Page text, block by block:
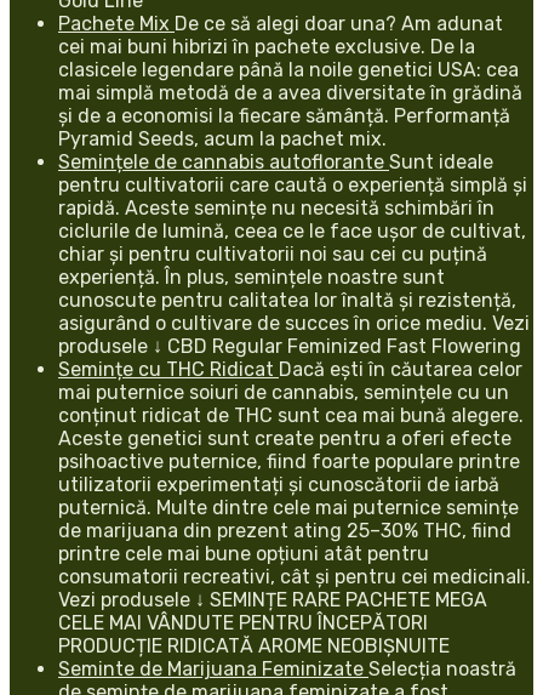
Pachete Mix De ce să alegi doar una? Am adunat
cei mai buni hibrizi în pachete exclusive. De la
clasicele legendare până la noile genetici USA: cea
mai simplă metodă de a avea diversitate în grădină
și de a economisi la fiecare sămânță. Performanță
Pyramid Seeds, acum la pachet mix.
Semințele de cannabis autoflorante Sunt ideale
pentru cultivatorii care caută o experiență simplă și
rapidă. Aceste semințe nu necesită schimbări în
ciclurile de lumină, ceea ce le face ușor de cultivat,
chiar și pentru cultivatorii noi sau cei cu puțină
experiență. În plus, semințele noastre sunt
cunoscute pentru calitatea lor înaltă și rezistență,
asigurând o cultivare de succes în orice mediu. Vezi
produsele ↓ CBD Regular Feminized Fast Flowering
Semințe cu THC Ridicat Dacă ești în căutarea celor
mai puternice soiuri de cannabis, semințele cu un
conținut ridicat de THC sunt cea mai bună alegere.
Aceste genetici sunt create pentru a oferi efecte
psihoactive puternice, fiind foarte populare printre
utilizatorii experimentați și cunoscătorii de iarbă
puternică. Multe dintre cele mai puternice semințe
de marijuana din prezent ating 25–30% THC, fiind
printre cele mai bune opțiuni atât pentru
consumatorii recreativi, cât și pentru cei medicinali.
Vezi produsele ↓ SEMINȚE RARE PACHETE MEGA
CELE MAI VÂNDUTE PENTRU ÎNCEPĂTORI
PRODUCȚIE RIDICATĂ AROME NEOBIȘNUITE
Seminte de Marijuana Feminizate Selecția noastră